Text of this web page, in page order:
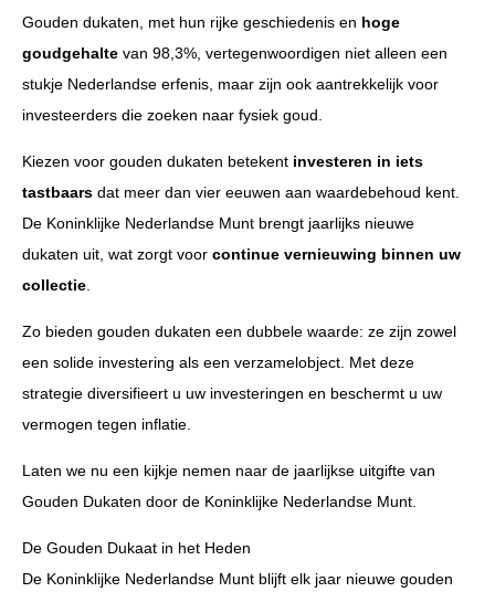
Gouden dukaten, met hun rijke geschiedenis en hoge
goudgehalte van 98,3%, vertegenwoordigen niet alleen een
stukje Nederlandse erfenis, maar zijn ook aantrekkelijk voor
investeerders die zoeken naar fysiek goud.
Kiezen voor gouden dukaten betekent investeren in iets
tastbaars dat meer dan vier eeuwen aan waardebehoud kent.
De Koninklijke Nederlandse Munt brengt jaarlijks nieuwe
dukaten uit, wat zorgt voor continue vernieuwing binnen uw
collectie
Zo bieden gouden dukaten een dubbele waarde: ze zijn zowel
een solide investering als een verzamelobject. Met deze
strategie diversifieert u uw investeringen en beschermt u uw
vermogen tegen inflatie.
Laten we nu een kijkje nemen naar de jaarlijkse uitgifte van
Gouden Dukaten door de Koninklijke Nederlandse Munt.
De Gouden Dukaat in het Heden
De Koninklijke Nederlandse Munt blijft elk jaar nieuwe gouden